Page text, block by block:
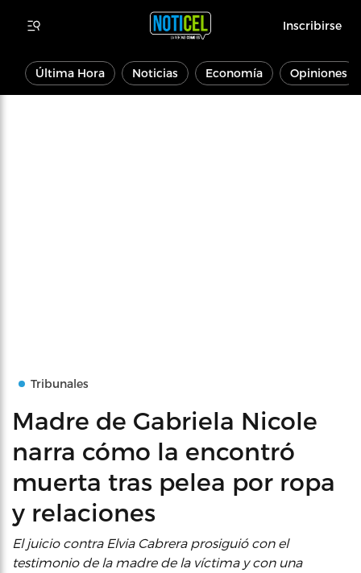
Inscribirse
Última Hora Noticias Economía Opiniones
Tribunales
Madre de Gabriela Nicole
narra cómo la encontró
muerta tras pelea por ropa
y relaciones
El juicio contra Elvia Cabrera prosiguió con el
testimonio de la madre de la víctima y con una